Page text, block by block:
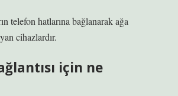
telefon hatlarına bağlanarak ağa
cihazlardır.
için ne